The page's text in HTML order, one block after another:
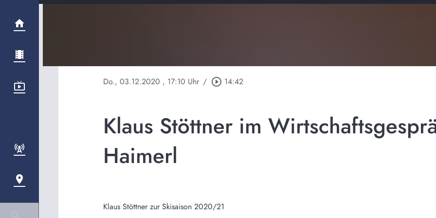
Do., 03.12.2020 , 17:10 Uhr / play_circle_outline 14:42
Klaus Stöttner im
Haimerl
Klaus Stöttner zur Skisaison 2020/21